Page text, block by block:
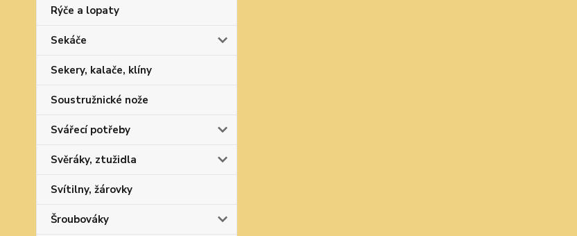
Rýče a lopaty
Sekáče
Sekery, kalače, klíny
Soustružnické nože
Svářecí potřeby
Svěráky, ztužidla
Svítilny, žárovky
Šroubováky